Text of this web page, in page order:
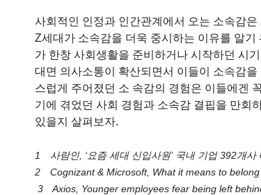
사회적인 인정과 인간관계에서 오는 소속감
Z세대가 소속감을 더욱 중시하는 이유를 알
가 한창 사회생활을 준비하거나 시작하던 시
대면 의사소통이 확산되면서 이들이 소속감
스럽게 주어졌던 소 속감의 경험은 이들에겐
기에 겪었던 사회 경험과 소속감 결핍을 만회
있을지 살펴보자.
1　사람인, ‘요즘 세대 신입사원’ 국내 기업 392개
2　Cognizant & Microsoft, What it means to
3　Axios, Younger employees fear being left